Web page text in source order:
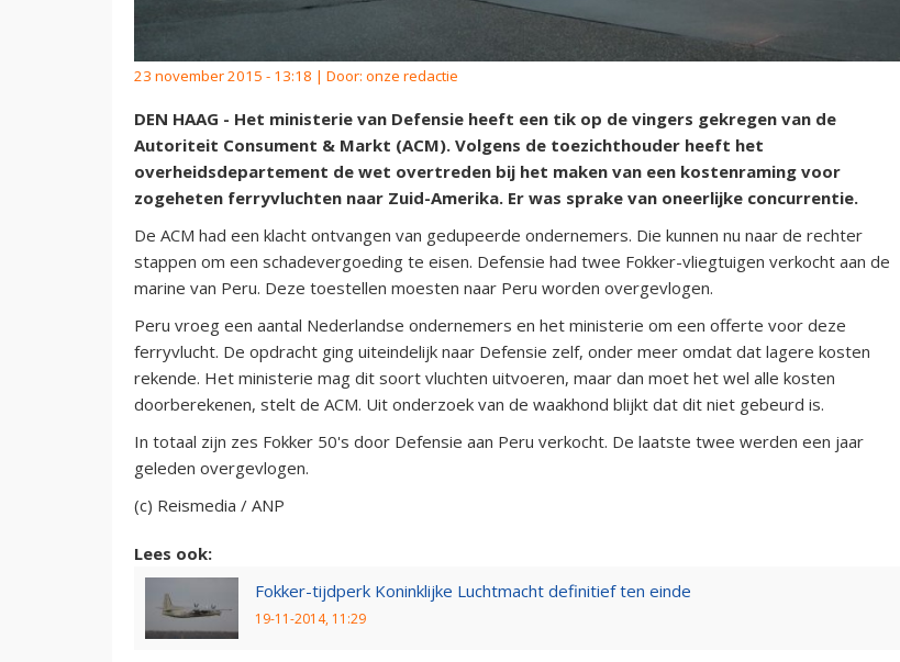
23 november 2015 - 13:18 | Door: onze redactie
DEN HAAG - Het ministerie van Defensie heeft een tik op de vingers gekregen van de
Autoriteit Consument & Markt (ACM). Volgens de toezichthouder heeft het
overheidsdepartement de wet overtreden bij het maken van een kostenraming voor
zogeheten ferryvluchten naar Zuid-Amerika. Er was sprake van oneerlijke concurrentie.
De ACM had een klacht ontvangen van gedupeerde ondernemers. Die kunnen nu naar de rechter
stappen om een schadevergoeding te eisen. Defensie had twee Fokker-vliegtuigen verkocht aan de
marine van Peru. Deze toestellen moesten naar Peru worden overgevlogen.
Peru vroeg een aantal Nederlandse ondernemers en het ministerie om een offerte voor deze
ferryvlucht. De opdracht ging uiteindelijk naar Defensie zelf, onder meer omdat dat lagere kosten
rekende. Het ministerie mag dit soort vluchten uitvoeren, maar dan moet het wel alle kosten
doorberekenen, stelt de ACM. Uit onderzoek van de waakhond blijkt dat dit niet gebeurd is.
In totaal zijn zes Fokker 50's door Defensie aan Peru verkocht. De laatste twee werden een jaar
geleden overgevlogen.
(c) Reismedia / ANP
Lees ook:
Fokker-tijdperk Koninklijke Luchtmacht definitief ten einde
19-11-2014, 11:29